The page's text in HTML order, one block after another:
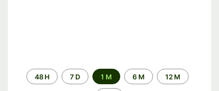
Periodo48 H 7 D 1 M 6 M 12 M